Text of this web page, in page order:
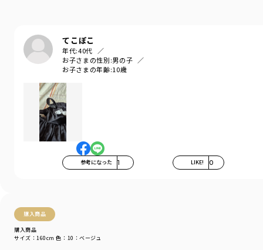
てこぽこ
年代:40代
お子さまの性別:男の子
お子さまの年齢:10歳
参考になった 1 LIKE! 0
購入商品
購入商品
サイズ：160cm 色：10：ベージュ
デニム：薄手で柔らかなデニム生地
■DRCbranshesとは？■
Daily…毎日
Comfortable…気持ちの良い、快適な
着心地の良い服を、手に取りやすい価格で。
『毎日着て欲しい』
そんな思いを込めてブランシェスから
デイリーウェアをご提案する新レーベルです "
＃drc＃おとこのこ＃おんなのこ＃ボーイズ＃ガールズ
＃通園コーデ＃通学コーデ＃小学生コーデ
＃プチプラ＃プチプラ子供服＃子供服通販